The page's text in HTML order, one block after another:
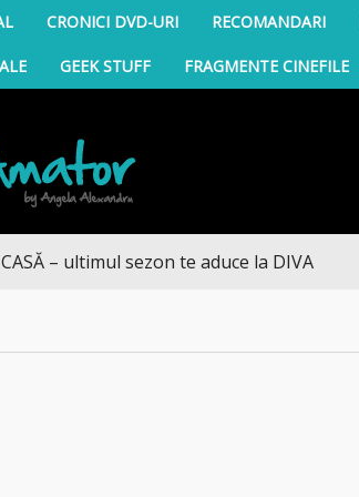
CRONICI DVD-URI RECOMANDARI
GEEK STUFF FRAGMENTE CINEFILE
– ultimul sezon te aduce la DIVA